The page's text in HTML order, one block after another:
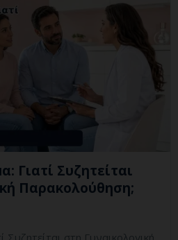
Γιατί Συζητείται
Παρακολούθηση;
Συζητείται στη Γυναικολογική